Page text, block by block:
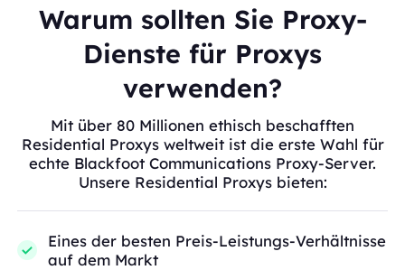
Warum sollten Sie Proxy-
Dienste für Proxys
verwenden?
Mit über 80 Millionen ethisch beschafften
Residential Proxys weltweit ist die erste Wahl für
echte Blackfoot Communications Proxy-Server.
Unsere Residential Proxys bieten:
Eines der besten Preis-Leistungs-Verhältnisse
auf dem Markt